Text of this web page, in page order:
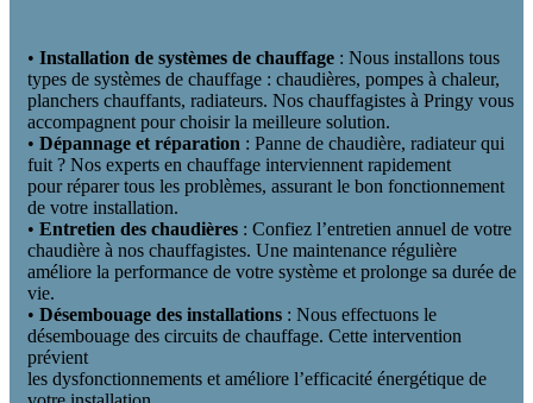
• Installation de systèmes de chauffage : Nous installons tous
types de systèmes de chauffage : chaudières, pompes à chaleur,
planchers chauffants, radiateurs. Nos chauffagistes à Pringy vous
accompagnent pour choisir la meilleure solution.
• Dépannage et réparation : Panne de chaudière, radiateur qui
fuit ? Nos experts en chauffage interviennent rapidement
pour réparer tous les problèmes, assurant le bon fonctionnement
de votre installation.
• Entretien des chaudières : Confiez l’entretien annuel de votre
chaudière à nos chauffagistes. Une maintenance régulière
améliore la performance de votre système et prolonge sa durée de
vie.
• Désembouage des installations : Nous effectuons le
désembouage des circuits de chauffage. Cette intervention
prévient
les dysfonctionnements et améliore l’efficacité énergétique de